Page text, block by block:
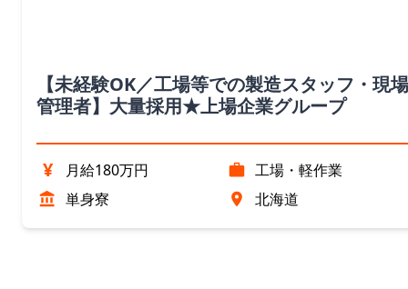
【未経験OK／工場等での製造スタッフ・現場
管理者】大量採用★上場企業グループ
¥ 月給180万円
工場・軽作業
単身寮
北海道